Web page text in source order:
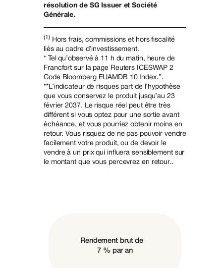
résolution de SG Issuer et Société
Générale.
(1)Hors frais, commissions et hors fiscalité
liés au cadre d’investissement.
* Tel qu’observé à 11 h du matin, heure de
Francfort sur la page Reuters ICESWAP 2
Code Bloomberg EUAMDB 10 Index.”.
**L’indicateur de risques part de l’hypothèse
que vous conservez le produit jusqu’au 23
février 2037. Le risque réel peut être très
différent si vous optez pour une sortie avant
échéance, et vous pourriez obtenir moins en
retour. Vous risquez de ne pas pouvoir vendre
facilement votre produit, ou de devoir le
vendre à un prix qui influera sensiblement sur
le montant que vous percevrez en retour..
Rendement brut de
7 % par an